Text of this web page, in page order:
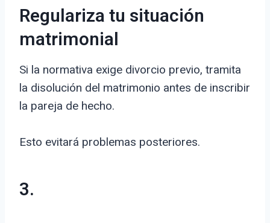
Regulariza tu situación
matrimonial
Si la normativa exige divorcio previo, tramita
la disolución del matrimonio antes de inscribir
la pareja de hecho.
Esto evitará problemas posteriores.
3.